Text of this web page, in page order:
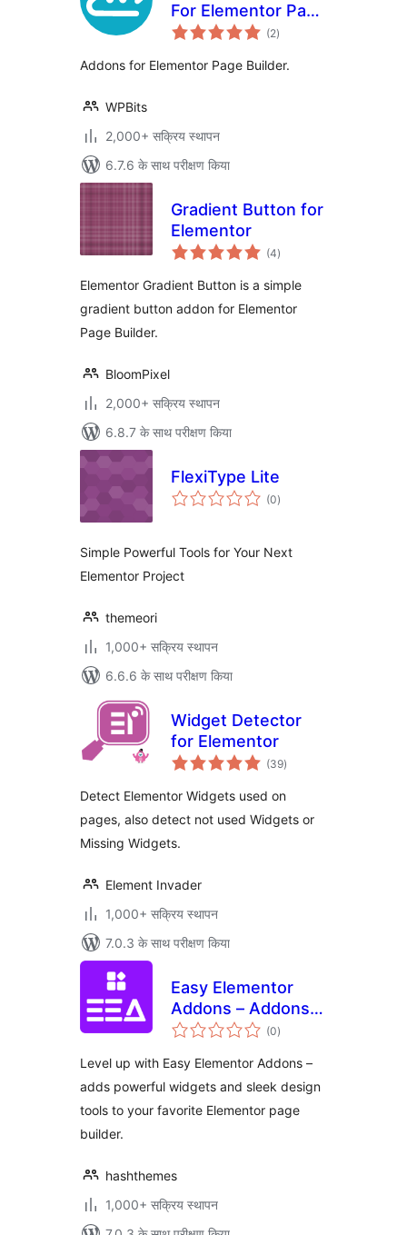
For Elementor Page
Builder
(2कुल
दर)
Addons for Elementor Page Builder.
WPBits
2,000+ सक्रिय स्थापन
6.7.6 के साथ परीक्षण किया
Gradient Button for
Elementor
(4कुल
दर)
Elementor Gradient Button is a simple
gradient button addon for Elementor
Page Builder.
BloomPixel
2,000+ सक्रिय स्थापन
6.8.7 के साथ परीक्षण किया
FlexiType Lite
(0कुल
दर)
Simple Powerful Tools for Your Next
Elementor Project
themeori
1,000+ सक्रिय स्थापन
6.6.6 के साथ परीक्षण किया
Widget Detector
for Elementor
(39कुल
दर)
Detect Elementor Widgets used on
pages, also detect not used Widgets or
Missing Widgets.
Element Invader
1,000+ सक्रिय स्थापन
7.0.3 के साथ परीक्षण किया
Easy Elementor
Addons – Addons
Pack for Elementor
(0कुल
दर)
Level up with Easy Elementor Addons –
adds powerful widgets and sleek design
tools to your favorite Elementor page
builder.
hashthemes
1,000+ सक्रिय स्थापन